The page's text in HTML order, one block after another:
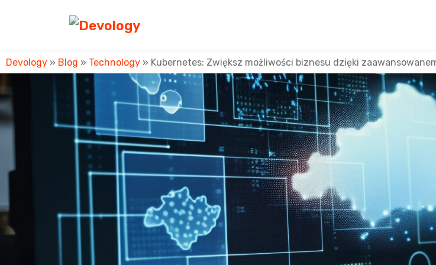
Devology » Blog » Technology » Kubernetes: Zwiększ możliwości biznesu dzięki